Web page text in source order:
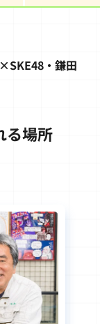
・鎌田
る場所